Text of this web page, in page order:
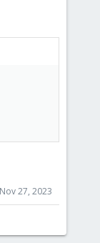
Nov 27, 2023